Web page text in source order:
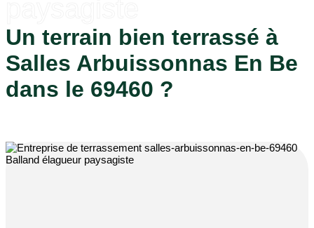
Un terrain bien terrassé à
Salles Arbuissonnas En Be
dans le 69460 ?